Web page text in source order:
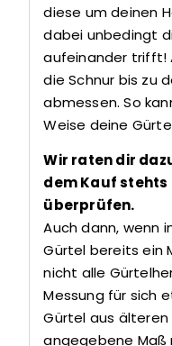
diese um deinen
dabei unbedingt
aufeinander trifft!
die Schnur bis zu
abmessen. So
Weise deine
Wir raten dir
dem Kauf stehts
überprüfen.
Auch dann, wenn
Gürtel bereits ein
nicht alle
Messung für sich
Gürtel aus älteren
angegebene